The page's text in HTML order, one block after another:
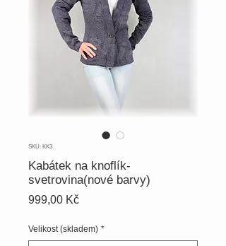
SKU: KK3
Kabátek na knoflík-
svetrovina(nové barvy)
999,00 KčCena
Velikost (skladem) *